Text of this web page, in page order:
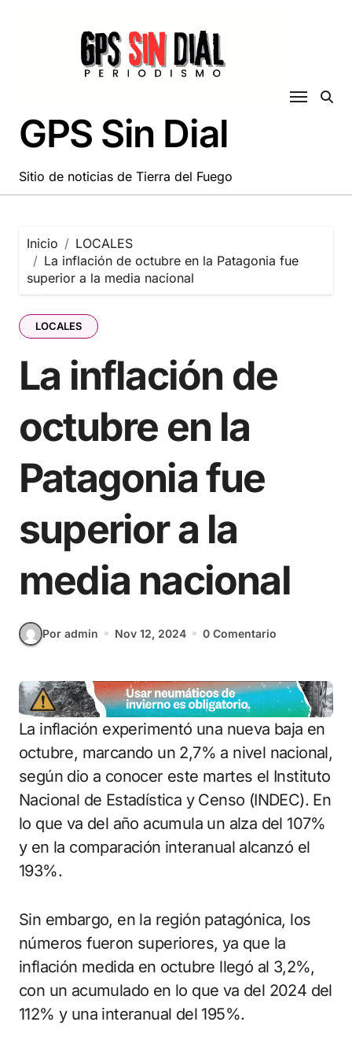
GPS Sin Dial
Sitio de noticias de Tierra del Fuego
Inicio
LOCALES
La inflación de octubre en la Patagonia fue
superior a la media nacional
LOCALES
La inflación de
octubre en la
Patagonia fue
superior a la
media nacional
Por admin Nov 12, 2024 0 Comentario
La inflación experimentó una nueva baja en
octubre, marcando un 2,7% a nivel nacional,
según dio a conocer este martes el Instituto
Nacional de Estadística y Censo (INDEC). En
lo que va del año acumula un alza del 107%
y en la comparación interanual alcanzó el
193%.
Sin embargo, en la región patagónica, los
números fueron superiores, ya que la
inflación medida en octubre llegó al 3,2%,
con un acumulado en lo que va del 2024 del
112% y una interanual del 195%.